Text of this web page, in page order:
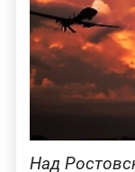
Над